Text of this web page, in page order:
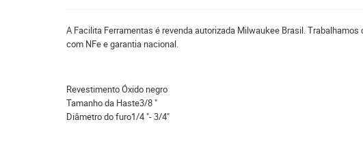
A Facilita Ferramentas é revenda autorizada Milwaukee Brasil.
com NFe e garantia nacional.
Revestimento Óxido negro
Tamanho da Haste3/8 "
Diâmetro do furo1/4 "- 3/4"